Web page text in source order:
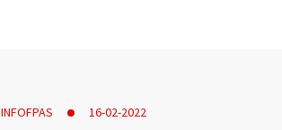
INFOFPAS 16-02-2022